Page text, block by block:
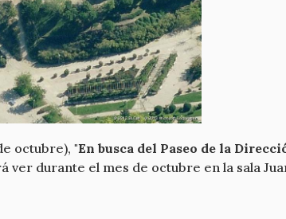
octubre), "En busca del Paseo de la
ver durante el mes de octubre en la sala